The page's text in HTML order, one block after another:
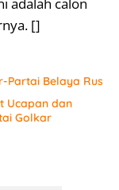
adalah calon
[]
Partai Belaya Rus
Ucapan dan
Golkar